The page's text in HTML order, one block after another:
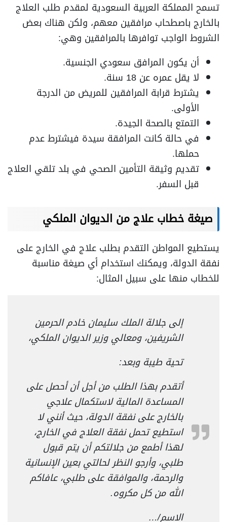
تسمح المملكة العربية السعودية لمقدم طلب العلاج
بالخارج باصطحاب مرافقين معهم، ولكن هناك بعض
الشروط الواجب توافرها بالمرافقين وهي:
أن يكون المرافق سعودي الجنسية.
لا يقل عمره عن 18 سنة.
يشترط قرابة المرافقين للمريض من الدرجة
الأولى.
التمتع بالصحة الجيدة.
في حالة كانت المرافقة سيدة فيشترط عدم
حملها.
تقديم وثيقة التأمين الصحي في بلد تلقي العلاج
قبل السفر.
صيغة خطاب علاج من الديوان الملكي
يستطيع المواطن التقدم بطلب علاج في الخارج على
نفقة الدولة، ويمكنك استخدام أي صيغة مناسبة
للخطاب منها على سبيل المثال:
إلى جلالة الملك سليمان خادم الحرمين
الشريفين، ومعالي وزير الديوان الملكي،
تحية طيبة وبعد:
أتقدم بهذا الطلب من أجل أن أحصل على
المساعدة المالية لاستكمال علاجي
بالخارج على نفقة الدولة، حيث أنني لا
استطيع تحمل نفقة العلاج في الخارج،
لهذا أطمع من جلالتكم أن يتم قبول
طلبي، وأرجو النظر لحالتي بعين الإنسانية
والرحمة، والموافقة على طلبي، عافاكم
الله من كل مكروه.
الاسم/…